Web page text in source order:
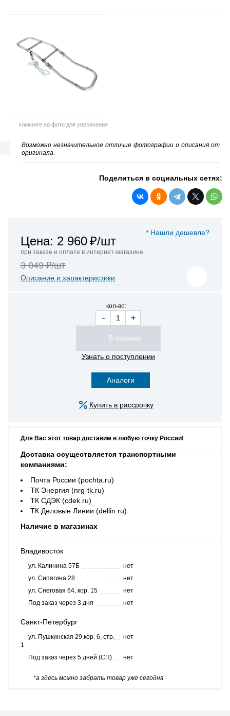
кликните на фото для увеличения
Возможно незначительное отличие фотографии и описания от
оригинала.
Поделиться в социальных сетях:
* Нашли дешевле?
Цена: 2 960₽/шт
при заказе и оплате в интернет-магазине
3 049 ₽/шт
Описание и характеристики
кол-во:
- +
Узнать о поступлении
Аналоги
Купить в рассрочку
Для Вас этот товар доставим в любую точку России!
Доставка осуществляется транспортными
компаниями:
Почта России (pochta.ru)
ТК Энергия (nrg-tk.ru)
ТК СДЭК (cdek.ru)
ТК Деловые Линии (dellin.ru)
Наличие в магазинах
Владивосток
ул. Калинина 57Б
нет
ул. Сипягина 28
нет
ул. Снеговая 64, кор. 15
нет
Под заказ через 3 дня
нет
Санкт-Петербург
ул. Пушкинская 29 кор. 6, стр.
1
нет
Под заказ через 5 дней (СП) нет
*а здесь можно забрать товар уже сегодня